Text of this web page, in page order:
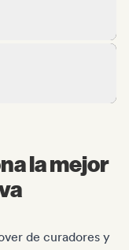
la mejor
de curadores y